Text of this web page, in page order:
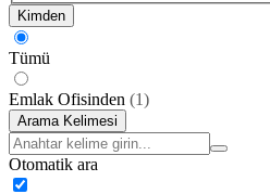
Kimden
Tümü
Emlak Ofisinden (1)
Arama Kelimesi
Otomatik ara